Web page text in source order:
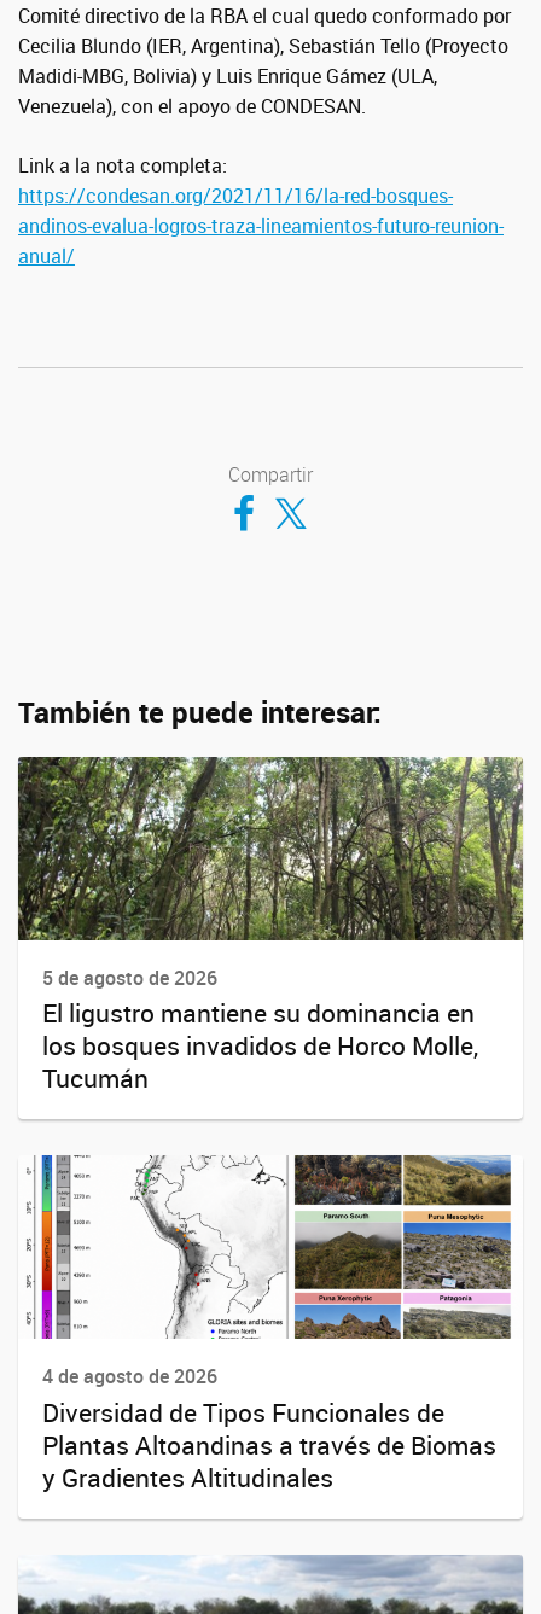
Comité directivo de la RBA el cual quedo conformado por
Cecilia Blundo (IER, Argentina), Sebastián Tello (Proyecto
Madidi-MBG, Bolivia) y Luis Enrique Gámez (ULA,
Venezuela), con el apoyo de CONDESAN.
Link a la nota completa:
https://condesan.org/2021/11/16/la-red-bosques-
andinos-evalua-logros-traza-lineamientos-futuro-reunion-
anual/
Compartir
Compartir en Facebook
Compartir en Twitter
También te puede interesar:
5 de agosto de 2026
El ligustro mantiene su dominancia en
los bosques invadidos de Horco Molle,
Tucumán
4 de agosto de 2026
Diversidad de Tipos Funcionales de
Plantas Altoandinas a través de Biomas
y Gradientes Altitudinales